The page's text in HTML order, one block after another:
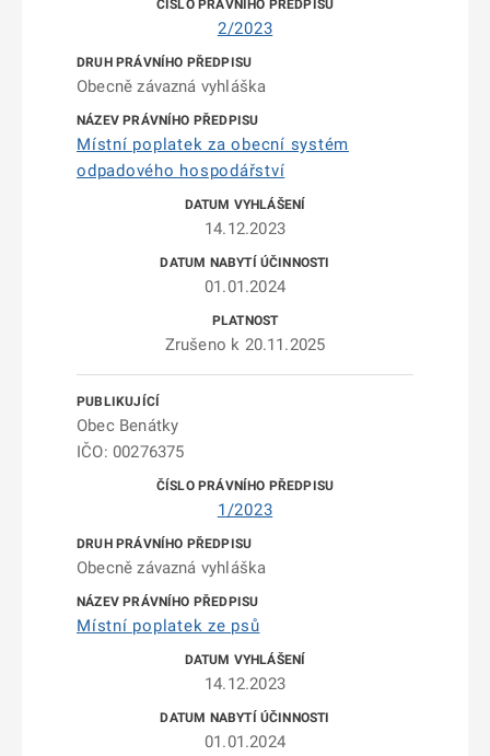
2/2023
Obecně závazná vyhláška
Místní poplatek za obecní systém
odpadového hospodářství
14.12.2023
01.01.2024
Zrušeno k 20.11.2025
Obec Benátky
IČO: 00276375
1/2023
Obecně závazná vyhláška
Místní poplatek ze psů
14.12.2023
01.01.2024